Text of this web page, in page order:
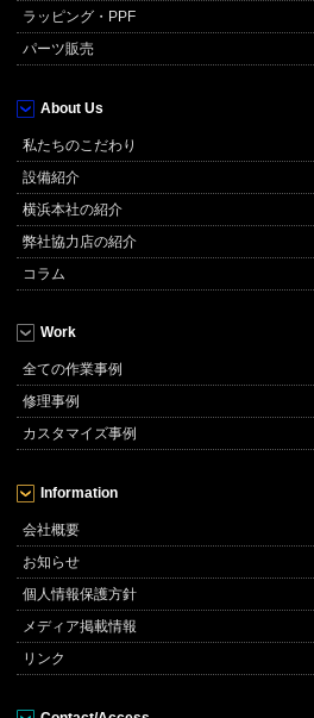
ラッピング・PPF
パーツ販売
About Us
私たちのこだわり
設備紹介
横浜本社の紹介
弊社協力店の紹介
コラム
Work
全ての作業事例
修理事例
カスタマイズ事例
Information
会社概要
お知らせ
個人情報保護方針
メディア掲載情報
リンク